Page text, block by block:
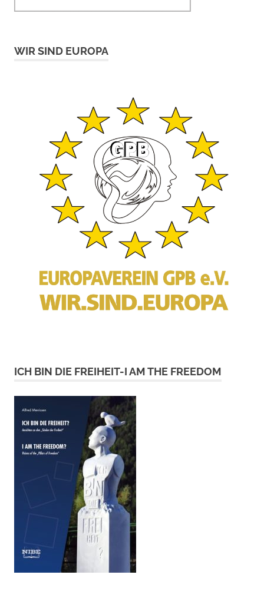
WIR SIND EUROPA
ICH BIN DIE FREIHEIT-I AM THE FREEDOM